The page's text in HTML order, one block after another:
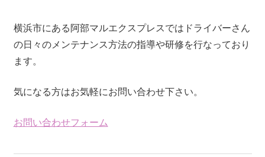
横浜市にある阿部マルエクスプレスではドライバーさん
の日々のメンテナンス方法の指導や研修を行なっており
ます。
気になる方はお気軽にお問い合わせ下さい。
お問い合わせフォーム